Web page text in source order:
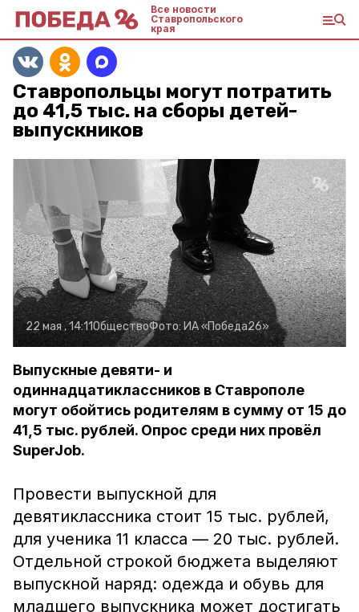
Все новости
Ставропольского
края
Ставропольцы могут потратить
до 41,5 тыс. на сборы детей-
выпускников
22 мая , 14:11ОбществоФото: ИА «Победа26»
Выпускные девяти- и
одиннадцатиклассников в Ставрополе
могут обойтись родителям в сумму от 15 до
41,5 тыс. рублей. Опрос среди них провёл
SuperJob.
Провести выпускной для
девятиклассника стоит 15 тыс. рублей,
для ученика 11 класса — 20 тыс. рублей.
Отдельной строкой бюджета выделяют
выпускной наряд: одежда и обувь для
младшего выпускника может достигать